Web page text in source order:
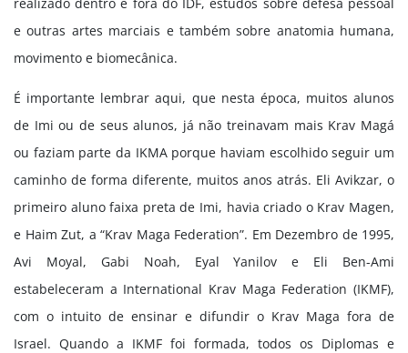
e outras artes marciais e também sobre anatomia humana,
movimento e biomecânica.
É importante lembrar aqui, que nesta época, muitos alunos
de Imi ou de seus alunos, já não treinavam mais Krav Magá
ou faziam parte da IKMA porque haviam escolhido seguir um
caminho de forma diferente, muitos anos atrás. Eli Avikzar, o
primeiro aluno faixa preta de Imi, havia criado o Krav Magen,
e Haim Zut, a “Krav Maga Federation”. Em Dezembro de 1995,
Avi Moyal, Gabi Noah, Eyal Yanilov e Eli Ben-Ami
estabeleceram a International Krav Maga Federation (IKMF),
com o intuito de ensinar e difundir o Krav Maga fora de
Israel. Quando a IKMF foi formada, todos os Diplomas e